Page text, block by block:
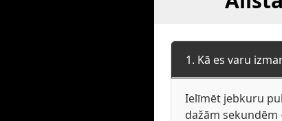
1. Kā es varu
Ielīmēt jebkuru
dažām